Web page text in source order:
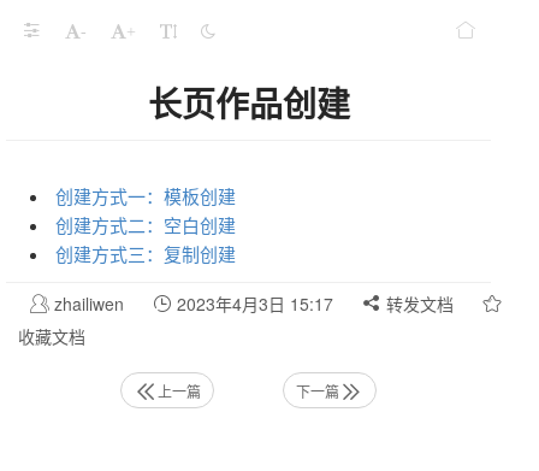
- +
长页作品创建
创建方式一：模板创建
创建方式二：空白创建
创建方式三：复制创建
zhailiwen 2023年4月3日 15:17
转发文档
收藏文档
上一篇 下一篇